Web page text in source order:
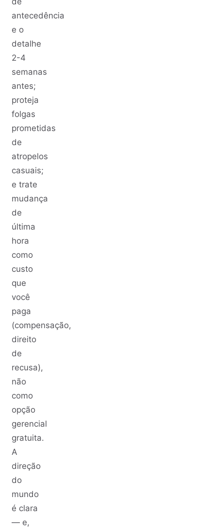
antecedência
e o
detalhe
2-4
semanas
antes;
proteja
folgas
prometidas
de
atropelos
casuais;
e trate
mudança
de
última
hora
como
custo
que
você
paga
(compensação,
direito
de
recusa),
não
como
opção
gerencial
gratuita.
A
direção
do
mundo
é clara
— e,